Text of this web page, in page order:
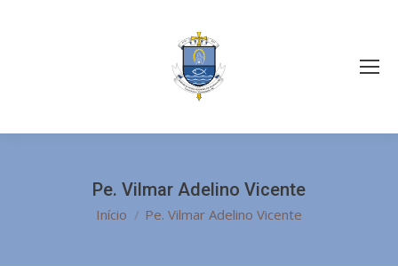
Pe. Vilmar Adelino Vicente
Você está aqui:
Início Pe. Vilmar Adelino Vicente